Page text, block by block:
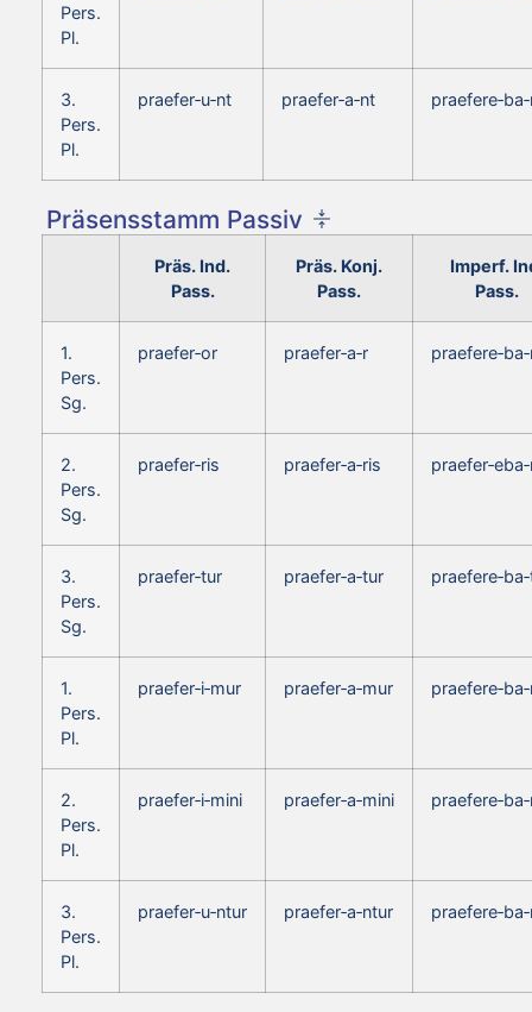
Pers.
Pl.
3.
Pers.
Pl.
praefer‑u‑nt praefer‑a‑nt
Präsensstamm Passiv
Präs. Ind.
Pass.
Präs. Konj.
Pass.
Imperf.
Pass.
1.
Pers.
Sg.
praefer‑or praefer‑a‑r
2.
Pers.
Sg.
praefer‑ris praefer‑a‑ris
3.
Pers.
Sg.
praefer‑tur praefer‑a‑tur
1.
Pers.
Pl.
praefer‑i‑mur praefer‑a‑mur
2.
Pers.
Pl.
praefer‑i‑mini praefer‑a‑mini
3.
Pers.
Pl.
praefer‑u‑ntur praefer‑a‑ntur